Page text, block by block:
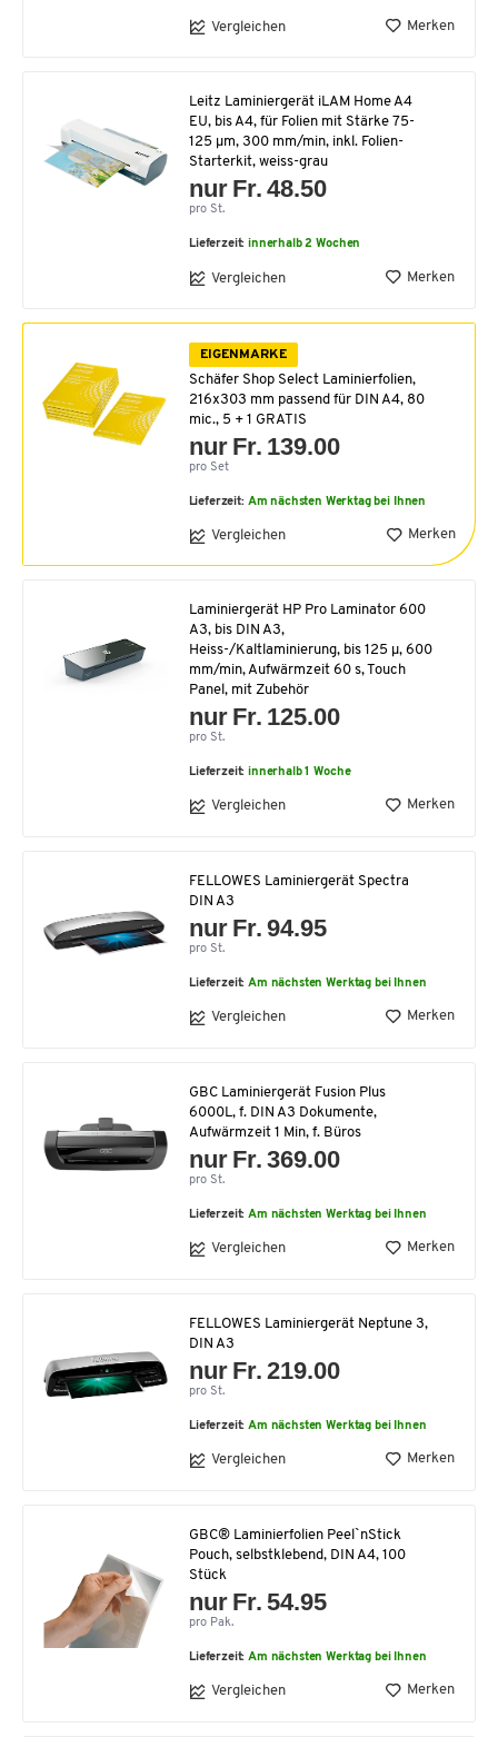
Vergleichen Merken
Leitz Laminiergerät iLAM Home A4
EU, bis A4, für Folien mit Stärke 75-
125 µm, 300 mm/min, inkl. Folien-
Starterkit, weiss-grau
nur Fr. 48.50
pro St.
Lieferzeit:innerhalb 2 Wochen
Vergleichen Merken
EIGENMARKE
Schäfer Shop Select Laminierfolien,
216x303 mm passend für DIN A4, 80
mic., 5 + 1 GRATIS
nur Fr. 139.00
pro Set
Lieferzeit: Am nächsten Werktag bei Ihnen
Vergleichen Merken
Laminiergerät HP Pro Laminator 600
A3, bis DIN A3,
Heiss-/Kaltlaminierung, bis 125 μ, 600
mm/min, Aufwärmzeit 60 s, Touch
Panel, mit Zubehör
nur Fr. 125.00
pro St.
Lieferzeit:innerhalb 1 Woche
Vergleichen Merken
FELLOWES Laminiergerät Spectra
DIN A3
nur Fr. 94.95
pro St.
Lieferzeit:Am nächsten Werktag bei Ihnen
Vergleichen Merken
GBC Laminiergerät Fusion Plus
6000L, f. DIN A3 Dokumente,
Aufwärmzeit 1 Min, f. Büros
nur Fr. 369.00
pro St.
Lieferzeit:Am nächsten Werktag bei Ihnen
Vergleichen Merken
FELLOWES Laminiergerät Neptune 3,
DIN A3
nur Fr. 219.00
pro St.
Lieferzeit:Am nächsten Werktag bei Ihnen
Vergleichen Merken
GBC® Laminierfolien Peel`nStick
Pouch, selbstklebend, DIN A4, 100
Stück
nur Fr. 54.95
pro Pak.
Lieferzeit:Am nächsten Werktag bei Ihnen
Vergleichen Merken